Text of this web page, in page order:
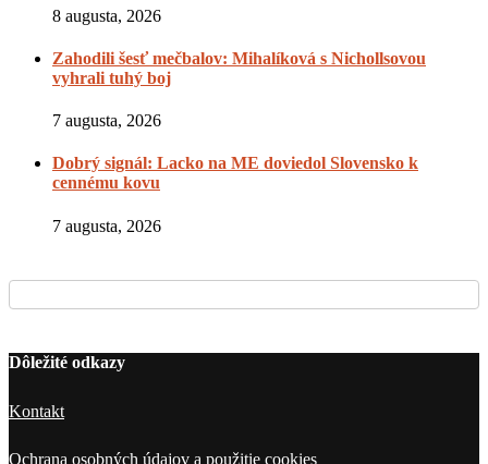
8 augusta, 2026
Zahodili šesť mečbalov: Mihalíková s Nichollsovou
vyhrali tuhý boj
7 augusta, 2026
Dobrý signál: Lacko na ME doviedol Slovensko k
cennému kovu
7 augusta, 2026
Dôležité odkazy
Kontakt
Ochrana osobných údajov a použitie cookies